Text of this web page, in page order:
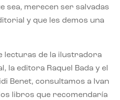
sea, merecen ser salvadas
y que les demos una
lecturas de la ilustradora
la editora Raquel Bada y el
Benet, consultamos a Ivan
libros que recomendaría